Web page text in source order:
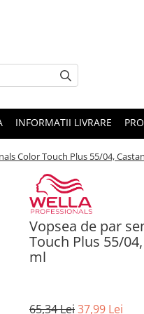
INFORMATII LIVRARE
Color Touch Plus 55/04,
Vopsea de par
Touch Plus 55/
ml
65,34 Lei37,99 Lei